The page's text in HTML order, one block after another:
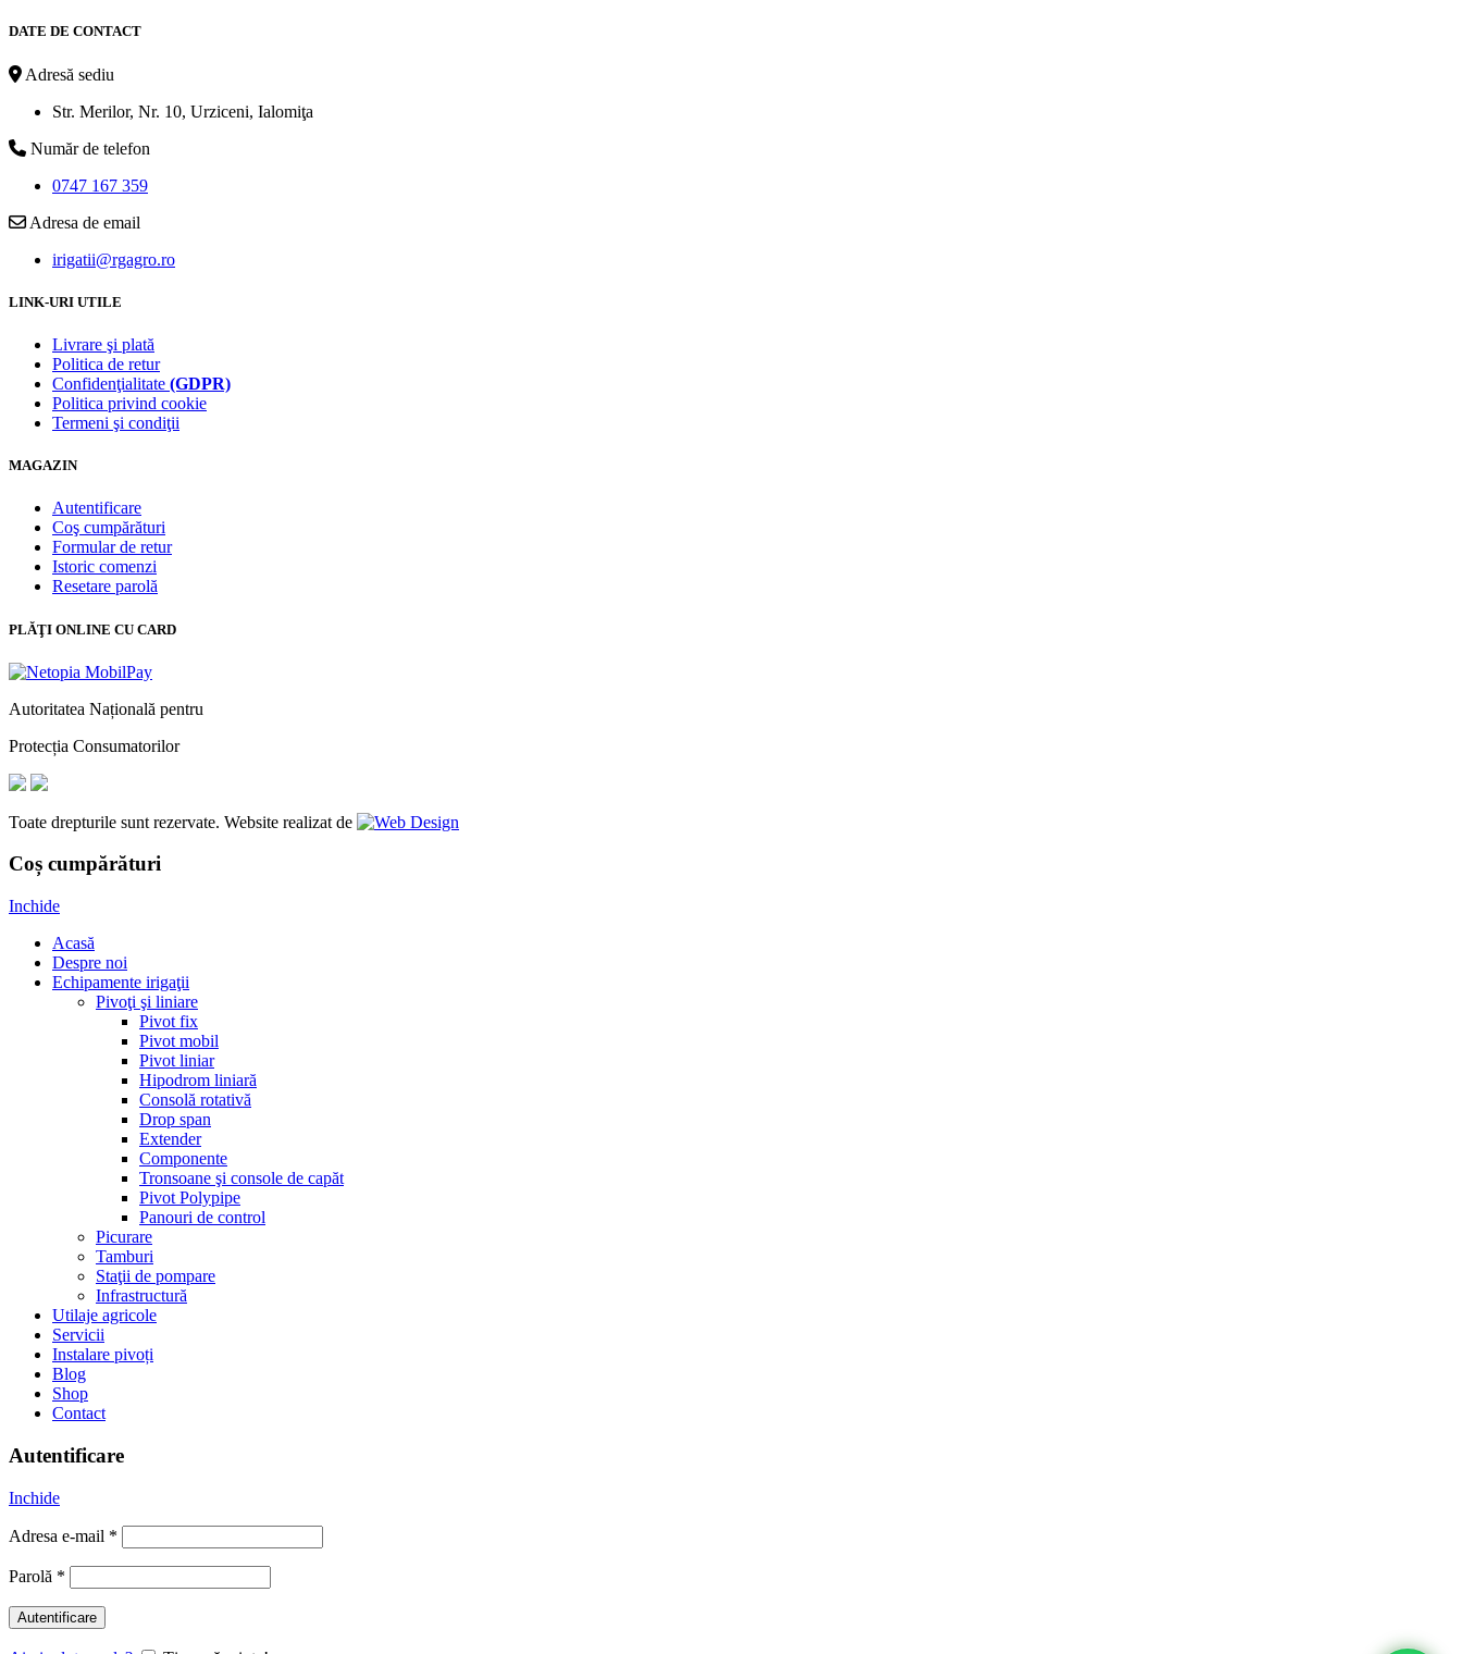
DATE DE CONTACT
Adresă sediu
Str. Merilor, Nr. 10, Urziceni, Ialomiţa
Număr de telefon
0747 167 359
Adresa de email
irigatii@rgagro.ro
LINK-URI UTILE
Livrare şi plată
Politica de retur
Confidenţialitate (GDPR)
Politica privind cookie
Termeni şi condiţii
MAGAZIN
Autentificare
Coş cumpărături
Formular de retur
Istoric comenzi
Resetare parolă
PLĂŢI ONLINE CU CARD
Autoritatea Națională pentru
Protecția Consumatorilor
Toate drepturile sunt rezervate. Website realizat de
Coș cumpărături
Inchide
Acasă
Despre noi
Echipamente irigaţii
Pivoţi şi liniare
Pivot fix
Pivot mobil
Pivot liniar
Hipodrom liniară
Consolă rotativă
Drop span
Extender
Componente
Tronsoane şi console de capăt
Pivot Polypipe
Panouri de control
Picurare
Tamburi
Staţii de pompare
Infrastructură
Utilaje agricole
Servicii
Instalare pivoți
Blog
Shop
Contact
Autentificare
Inchide
Adresa e-mail *
Parolă *
Autentificare